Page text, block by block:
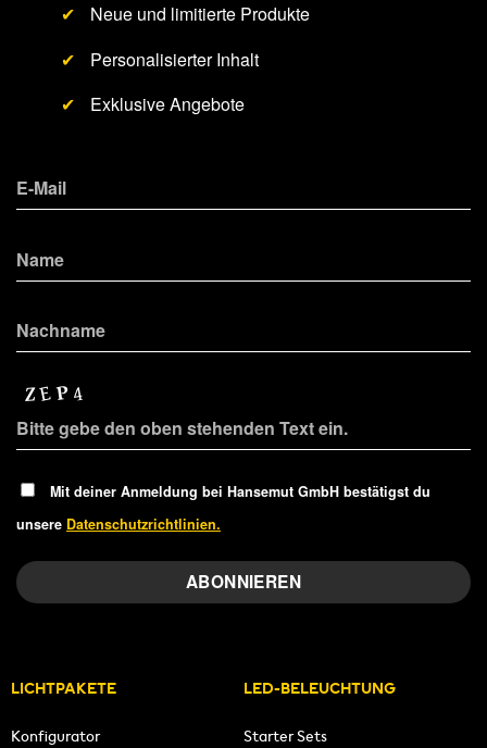
✔
Neue und limitierte Produkte
✔
Personalisierter Inhalt
✔
Exklusive Angebote
Mit deiner Anmeldung bei Hansemut GmbH bestätigst du
unsere Datenschutzrichtlinien.
LICHTPAKETE
Konfigurator
LED-BELEUCHTUNG
Starter Sets